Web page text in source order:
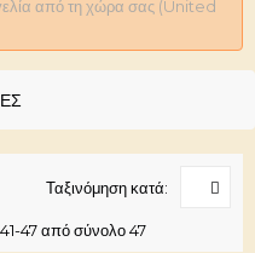
από τη χώρα σας (United
Ταξινόμηση κατά:
41-47 από σύνολο 47